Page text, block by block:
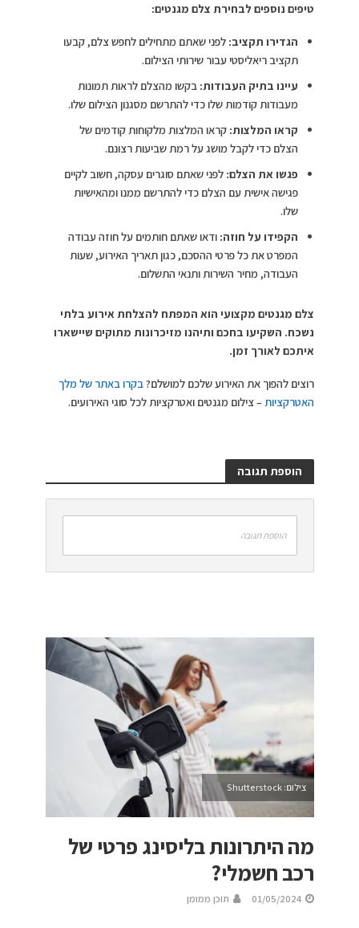
טיפים נוספים לבחירת צלם מגנטים:
הגדירו תקציב: לפני שאתם מתחילים לחפש צלם, קבעו
תקציב ריאליסטי עבור שירותי הצילום.
עיינו בתיק העבודות: בקשו מהצלם לראות תמונות
מעבודות קודמות שלו כדי להתרשם מסגנון הצילום שלו.
קראו המלצות: קראו המלצות מלקוחות קודמים של
הצלם כדי לקבל מושג על רמת שביעות רצונם.
פגשו את הצלם: לפני שאתם סוגרים עסקה, חשוב לקיים
פגישה אישית עם הצלם כדי להתרשם ממנו ומהאישיות
שלו.
הקפידו על חוזה: ודאו שאתם חותמים על חוזה עבודה
המפרט את כל פרטי ההסכם, כגון תאריך האירוע, שעות
העבודה, מחיר השירות ותנאי התשלום.
צלם מגנטים מקצועי הוא המפתח להצלחת אירוע בלתי
נשכח. השקיעו בחכם ותיהנו מזיכרונות מתוקים שיישארו
איתכם לאורך זמן.
רוצים להפוך את האירוע שלכם למושלם? בקרו באתר של מלך
האטרקציות– צילום מגנטים ואטרקציות לכל סוגי האירועים.
הוספת תגובה
הוספת תגובה
צילום: Shutterstock
מה היתרונות בליסינג פרטי של
רכב חשמלי?
01/05/2024 תוכן ממומן